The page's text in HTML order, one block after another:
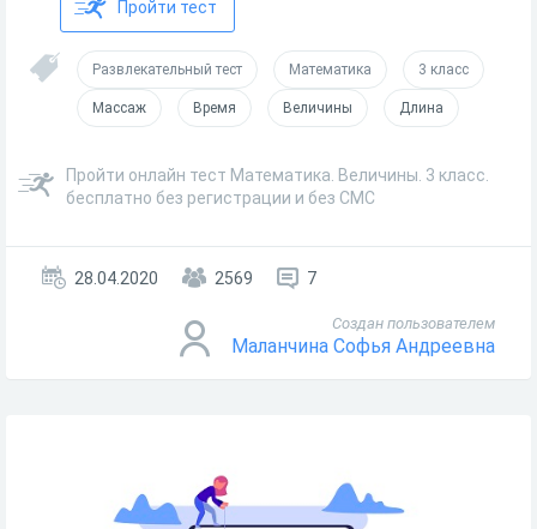
Пройти тест
Развлекательный тест Математика 3 класс
Массаж Время Величины Длина
Пройти онлайн тест Математика. Величины. 3 класс.
бесплатно без регистрации и без СМС
28.04.2020 2569 7
Создан пользователем
Маланчина Софья Андреевна